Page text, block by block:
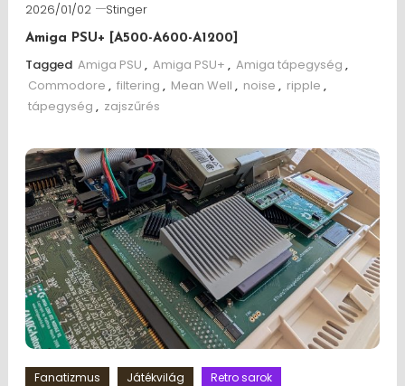
2026/01/02 Stinger
Amiga PSU+ [A500-A600-A1200]
Tagged Amiga PSU , Amiga PSU+ , Amiga tápegység ,
Commodore , filtering , Mean Well , noise , ripple ,
tápegység , zajszűrés
Fanatizmus Játékvilág Retro sarok